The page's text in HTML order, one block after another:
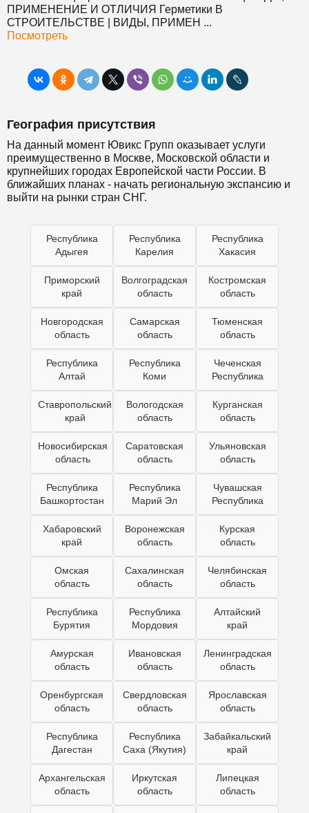
ПРИМЕНЕНИЕ И ОТЛИЧИЯ Герметики В
СТРОИТЕЛЬСТВЕ | ВИДЫ, ПРИМЕН ...
Посмотреть
География присутствия
На данный момент Ювикс Групп оказывает услуги
преимущественно в Москве, Московской области и
крупнейших городах Европейской части России. В
ближайших планах - начать региональную экспансию и
выйти на рынки стран СНГ.
Республика
Адыгея
Республика
Карелия
Республика
Хакасия
Приморский
край
Волгоградская
область
Костромская
область
Новгородская
область
Самарская
область
Тюменская
область
Республика
Алтай
Республика
Коми
Чеченская
Республика
Ставропольский
край
Вологодская
область
Курганская
область
Новосибирская
область
Саратовская
область
Ульяновская
область
Республика
Башкортостан
Республика
Марий Эл
Чувашская
Республика
Хабаровский
край
Воронежская
область
Курская
область
Омская
область
Сахалинская
область
Челябинская
область
Республика
Бурятия
Республика
Мордовия
Алтайский
край
Амурская
область
Ивановская
область
Ленинградская
область
Оренбургская
область
Свердловская
область
Ярославская
область
Республика
Дагестан
Республика
Саха (Якутия)
Забайкальский
край
Архангельская
область
Иркутская
область
Липецкая
область